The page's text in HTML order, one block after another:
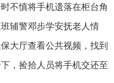
不慎将手机遗落在柜台角
辅警邓步学安抚老人情
大厅查看公共视频，找到
，捡拾人员将手机交还至